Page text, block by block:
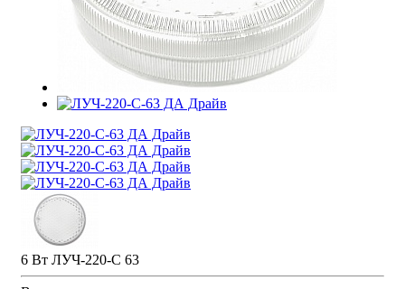
6 Вт ЛУЧ-220-С 63